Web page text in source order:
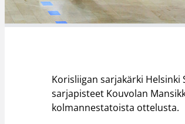
Korisliigan sarjakärki
sarjapisteet Kouvolan
kolmannestatoista ottelusta.